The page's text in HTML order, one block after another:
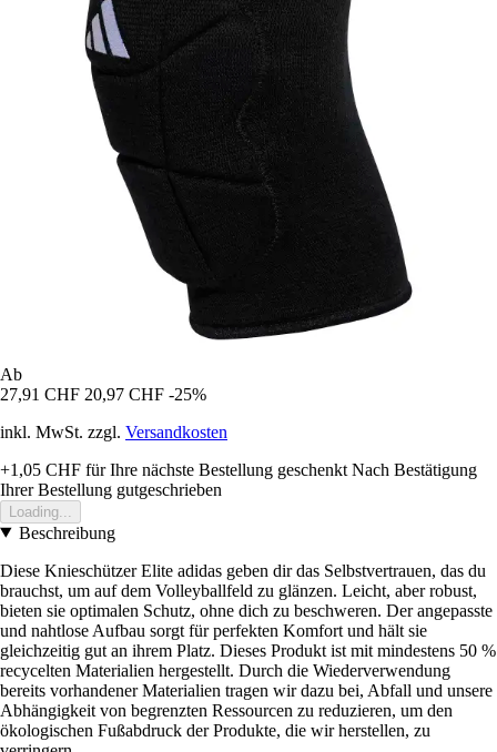
Ab
27,91 CHF 20,97 CHF -25%
inkl. MwSt. zzgl. Versandkosten
+1,05 CHF für Ihre nächste Bestellung geschenkt Nach Bestätigung
Ihrer Bestellung gutgeschrieben
Loading...
Beschreibung
Diese Knieschützer Elite adidas geben dir das Selbstvertrauen, das du
brauchst, um auf dem Volleyballfeld zu glänzen. Leicht, aber robust,
bieten sie optimalen Schutz, ohne dich zu beschweren. Der angepasste
und nahtlose Aufbau sorgt für perfekten Komfort und hält sie
gleichzeitig gut an ihrem Platz. Dieses Produkt ist mit mindestens 50 %
recycelten Materialien hergestellt. Durch die Wiederverwendung
bereits vorhandener Materialien tragen wir dazu bei, Abfall und unsere
Abhängigkeit von begrenzten Ressourcen zu reduzieren, um den
ökologischen Fußabdruck der Produkte, die wir herstellen, zu